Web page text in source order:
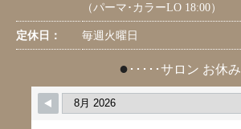
（パーマ･カラーLO 18:00）
定休日： 毎週火曜日
● ･････サロン お休み